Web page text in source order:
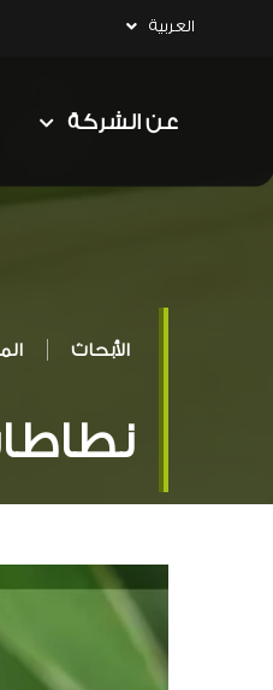
العربية
عن الشركة
الأبحاث